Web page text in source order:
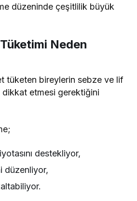
düzeninde çeşitlilik büyük
Neden
et tüketen bireylerin sebze ve lif
dikkat etmesi gerektiğini
destekliyor,
düzenliyor,